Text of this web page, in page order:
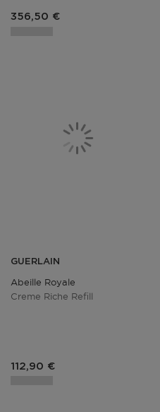
Prix du produit
356,50 €
GUERLAIN
Abeille Royale
Creme Riche Refill
Prix du produit
112,90 €